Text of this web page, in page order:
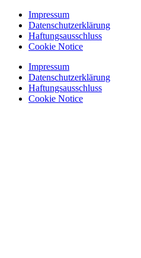
Zum
Inhalt
springen
Impressum
Datenschutzerklärung
Haftungsausschluss
Cookie Notice
Impressum
Datenschutzerklärung
Haftungsausschluss
Cookie Notice